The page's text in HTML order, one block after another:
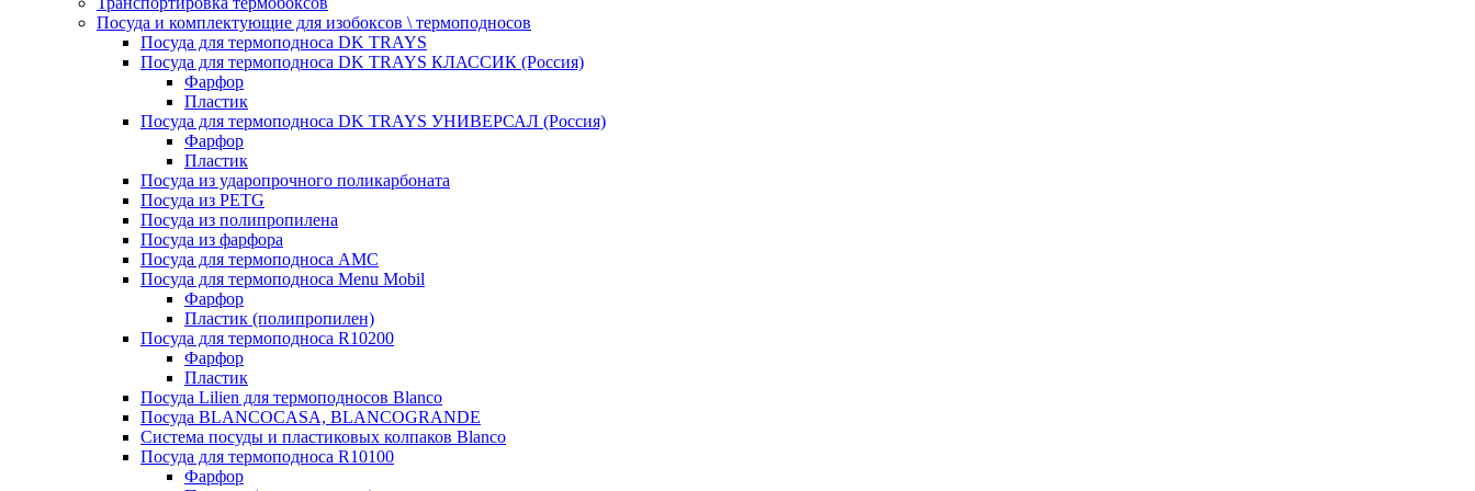
Посуда и комплектующие для изобоксов \ термоподносов
Посуда для термоподноса DK TRAYS
Посуда для термоподноса DK TRAYS КЛАССИК (Россия)
Фарфор
Пластик
Посуда для термоподноса DK TRAYS УНИВЕРСАЛ (Россия)
Фарфор
Пластик
Посуда из ударопрочного поликарбоната
Посуда из PETG
Посуда из полипропилена
Посуда из фарфора
Посуда для термоподноса AMC
Посуда для термоподноса Menu Mobil
Фарфор
Пластик (полипропилен)
Посуда для термоподноса R10200
Фарфор
Пластик
Посуда Lilien для термоподносов Blanco
Посуда BLANCOCASA, BLANCOGRANDE
Система посуды и пластиковых колпаков Blanco
Посуда для термоподноса R10100
Фарфор